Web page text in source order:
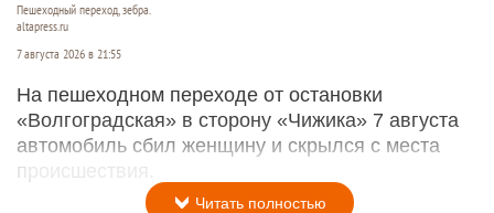
Пешеходный переход, зебра.
altapress.ru
7 августа 2026 в 21:55
На пешеходном переходе от остановки
«Волгоградская» в сторону «Чижика» 7 августа
автомобиль сбил женщину и скрылся с места
происшествия.
Читать полностью